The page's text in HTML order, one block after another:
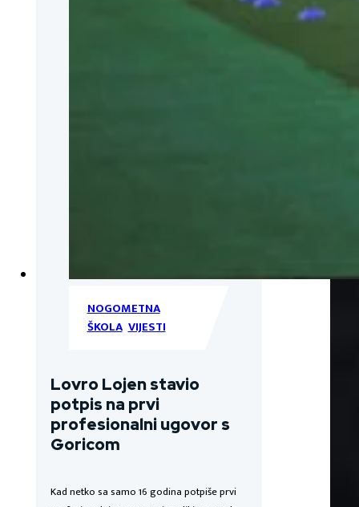
NOGOMETNA
ŠKOLA,VIJESTI
Lovro Lojen stavio
potpis na prvi
profesionalni ugovor s
Goricom
Kad netko sa samo 16 godina potpiše prvi